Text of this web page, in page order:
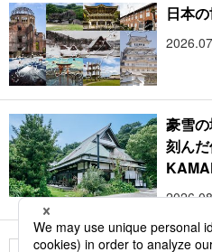
日本
豪雪
刻ん